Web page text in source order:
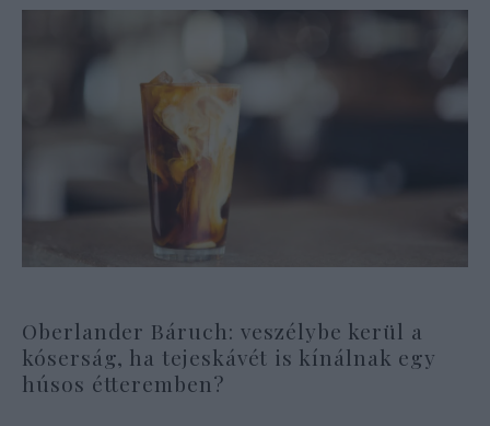
Oberlander Báruch: veszélybe kerül a
kóserság, ha tejeskávét is kínálnak egy
húsos étteremben?